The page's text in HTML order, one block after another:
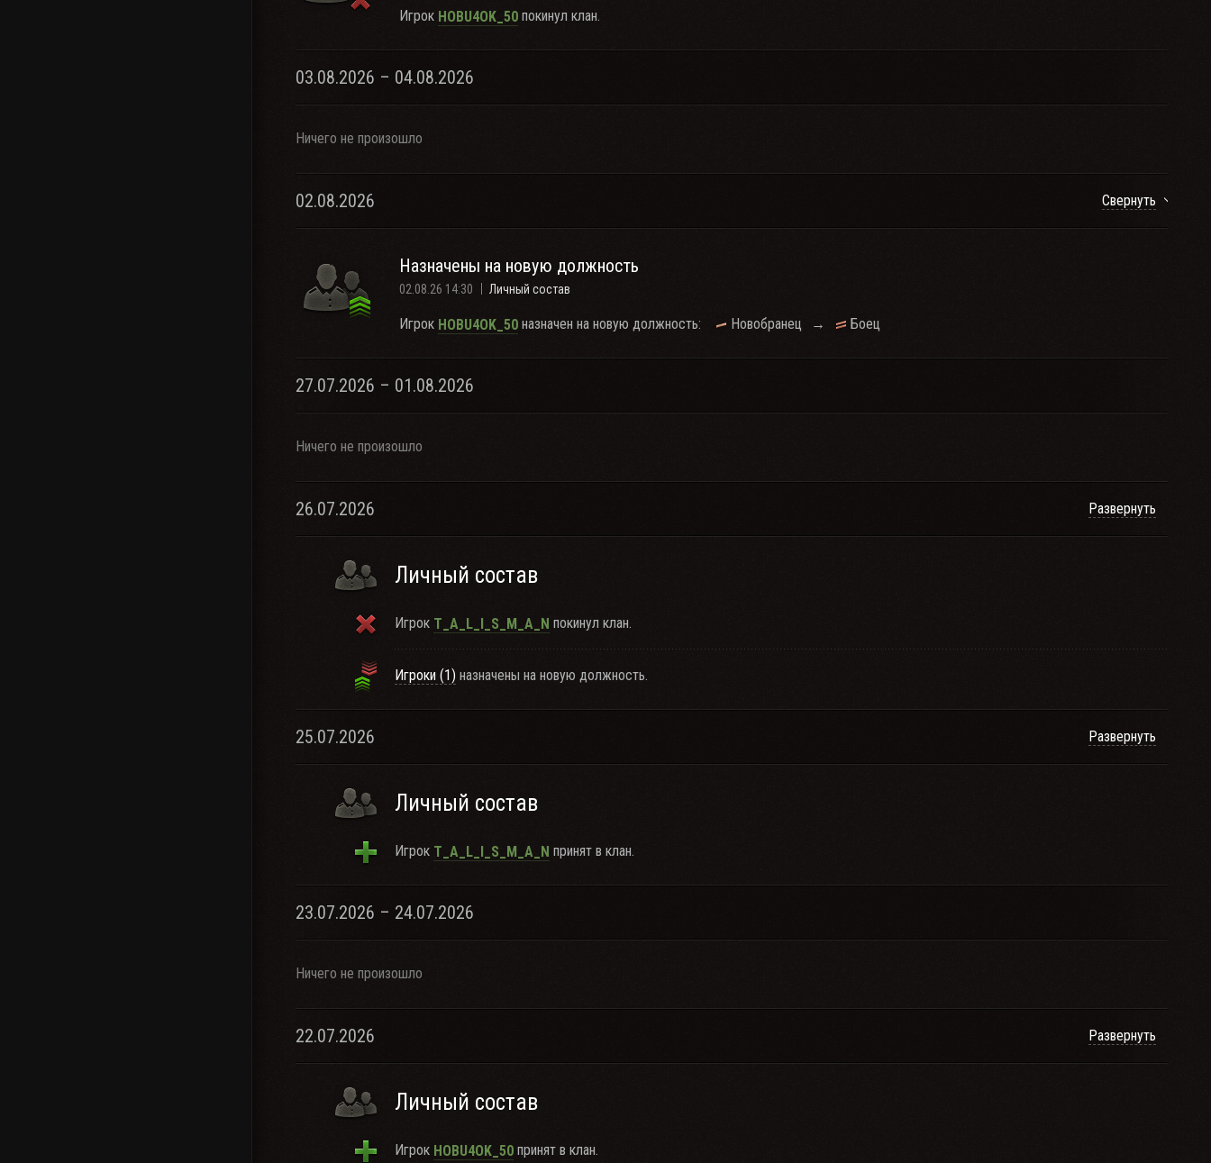
Игрок HOBU4OK_50 покинул клан.
03.08.2026 – 04.08.2026
Ничего не произошло
02.08.2026 Свернуть
Назначены на новую должность
02.08.26 14:30 Личный состав
Игрок HOBU4OK_50 назначен на новую должность: Новобранец → Боец
27.07.2026 – 01.08.2026
Ничего не произошло
26.07.2026 Развернуть
Личный состав
Игрок T_A_L_I_S_M_A_N покинул клан.
Игроки (1) назначены на новую должность.
25.07.2026 Развернуть
Личный состав
Игрок T_A_L_I_S_M_A_N принят в клан.
23.07.2026 – 24.07.2026
Ничего не произошло
22.07.2026 Развернуть
Личный состав
Игрок HOBU4OK_50 принят в клан.